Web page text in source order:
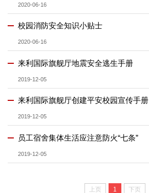
2020-06-16
校园消防安全知识小贴士
2020-06-16
来利国际旗舰厅地震安全逃生手册
2019-12-05
来利国际旗舰厅创建平安校园宣传手册
2019-12-05
员工宿舍集体生活应注意防火“七条”
2019-12-05
上页 1 下页